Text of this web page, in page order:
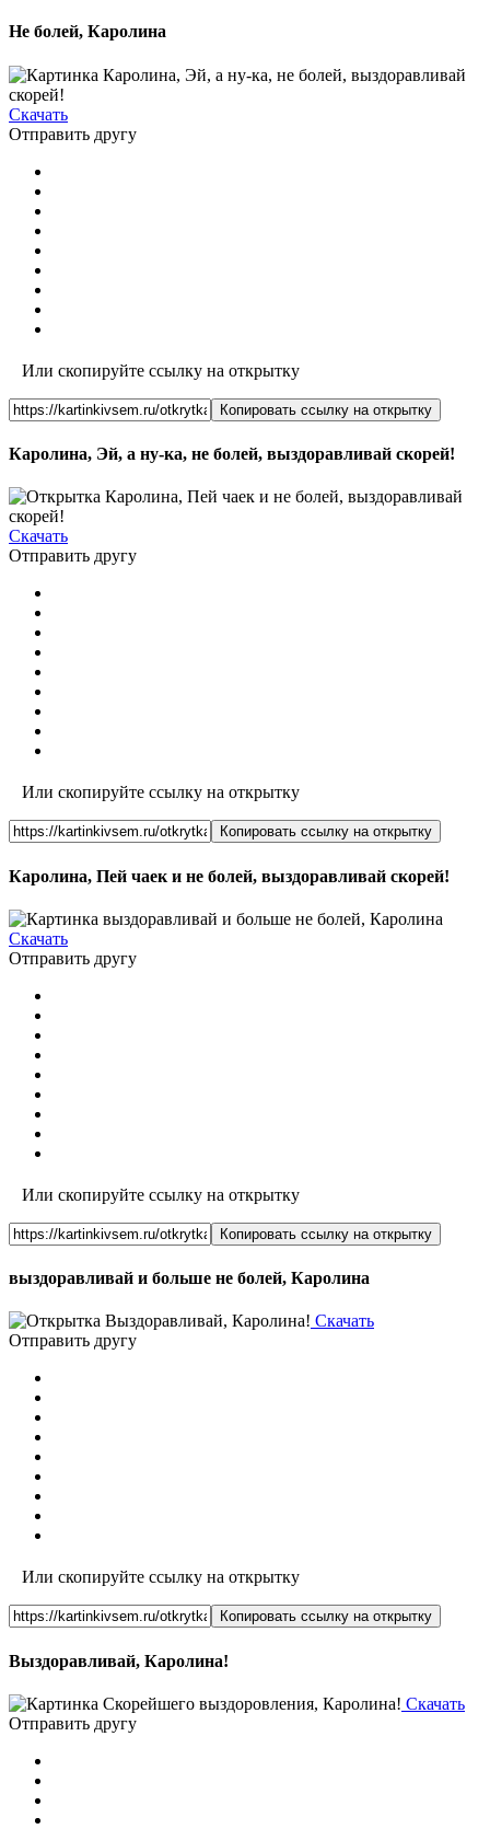
Не болей, Каролина
Скачать
Отправить другу
Или скопируйте ссылку на открытку
Копировать ссылку на открытку
Каролина, Эй, а ну-ка, не болей, выздоравливай скорей!
Скачать
Отправить другу
Или скопируйте ссылку на открытку
Копировать ссылку на открытку
Каролина, Пей чаек и не болей, выздоравливай скорей!
Скачать
Отправить другу
Или скопируйте ссылку на открытку
Копировать ссылку на открытку
выздоравливай и больше не болей, Каролина
Скачать
Отправить другу
Или скопируйте ссылку на открытку
Копировать ссылку на открытку
Выздоравливай, Каролина!
Скачать
Отправить другу